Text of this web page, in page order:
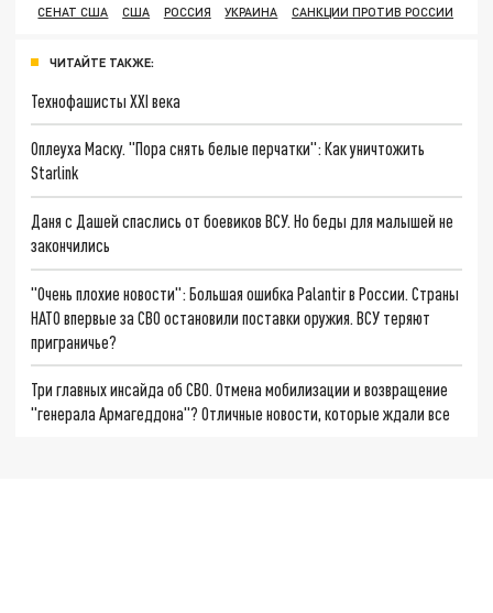
СЕНАТ США
США РОССИЯ УКРАИНА САНКЦИИ ПРОТИВ РОССИИ
ЧИТАЙТЕ ТАКЖЕ:
Технофашисты XXI века
Оплеуха Маску. "Пора снять белые перчатки": Как уничтожить
Starlink
Даня с Дашей спаслись от боевиков ВСУ. Но беды для малышей не
закончились
"Очень плохие новости": Большая ошибка Palantir в России. Страны
НАТО впервые за СВО остановили поставки оружия. ВСУ теряют
приграничье?
Три главных инсайда об СВО. Отмена мобилизации и возвращение
"генерала Армагеддона"? Отличные новости, которые ждали все